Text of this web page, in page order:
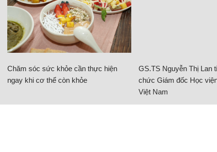
Chăm sóc sức khỏe cần thực hiện
ngay khi cơ thể còn khỏe
GS.TS Nguyễn Thị Lan
chức Giám đốc Học
Việt Nam